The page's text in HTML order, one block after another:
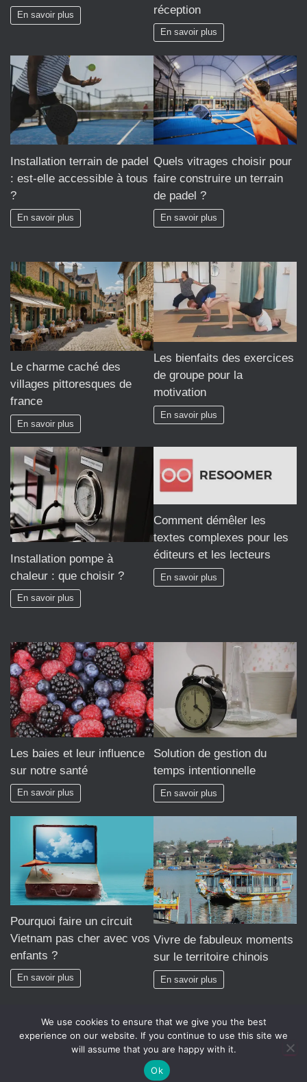
En savoir plus
réception
En savoir plus
Installation terrain de padel
: est-elle accessible à tous
?
En savoir plus
Quels vitrages choisir pour
faire construire un terrain
de padel ?
En savoir plus
Le charme caché des
villages pittoresques de
france
En savoir plus
Les bienfaits des exercices
de groupe pour la
motivation
En savoir plus
Installation pompe à
chaleur : que choisir ?
En savoir plus
Comment démêler les
textes complexes pour les
éditeurs et les lecteurs
En savoir plus
Les baies et leur influence
sur notre santé
En savoir plus
Solution de gestion du
temps intentionnelle
En savoir plus
Pourquoi faire un circuit
Vietnam pas cher avec vos
enfants ?
En savoir plus
Vivre de fabuleux moments
sur le territoire chinois
En savoir plus
Hestia | Développé par
We use cookies to ensure that we give you the best
experience on our website. If you continue to use this site we
will assume that you are happy with it.
Ok